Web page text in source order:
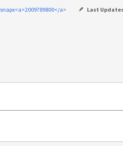
snapx<a>2009789800</a> Last